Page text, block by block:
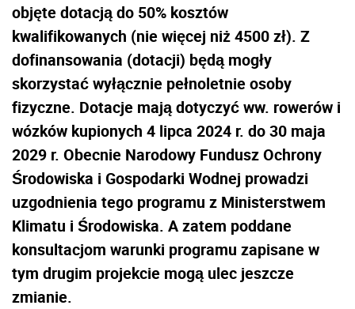
objęte dotacją do 50% kosztów
kwalifikowanych (nie więcej niż 4500 zł). Z
dofinansowania (dotacji) będą mogły
skorzystać wyłącznie pełnoletnie osoby
fizyczne. Dotacje mają dotyczyć ww. rowerów i
wózków kupionych 4 lipca 2024 r. do 30 maja
2029 r. Obecnie Narodowy Fundusz Ochrony
Środowiska i Gospodarki Wodnej prowadzi
uzgodnienia tego programu z Ministerstwem
Klimatu i Środowiska. A zatem poddane
konsultacjom warunki programu zapisane w
tym drugim projekcie mogą ulec jeszcze
zmianie.